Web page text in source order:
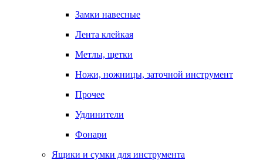
Замки навесные
Лента клейкая
Метлы, щетки
Ножи, ножницы, заточной инструмент
Прочее
Удлинители
Фонари
Ящики и сумки для инструмента